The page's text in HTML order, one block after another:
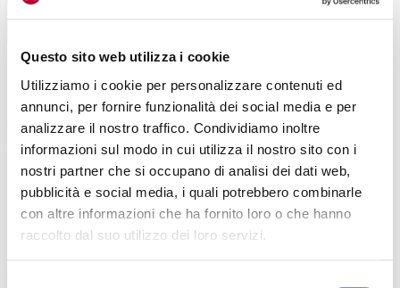
Questo sito web utilizza i cookie
Utilizziamo i cookie per personalizzare contenuti ed
annunci, per fornire funzionalità dei social media e per
analizzare il nostro traffico. Condividiamo inoltre
informazioni sul modo in cui utilizza il nostro sito con i
nostri partner che si occupano di analisi dei dati web,
pubblicità e social media, i quali potrebbero combinarle
con altre informazioni che ha fornito loro o che hanno
raccolto dal suo utilizzo dei loro servizi.
E’ sbagliato gettare via i semi e anche la parte bianca e la buccia sono
utilizzabili (
I semi possono essere consumati in vari modi:masticati crudi,
direttamente dal frutto, oppure essiccati e tostati per ottenere uno
snack croccante e nutriente. Sono spesso aggiunti anche ad
insalate o yogurt, e si prestano a diversi abbinamenti, risultando
molto utili per il bilanciamento dei pasti.
LA BUCCIA